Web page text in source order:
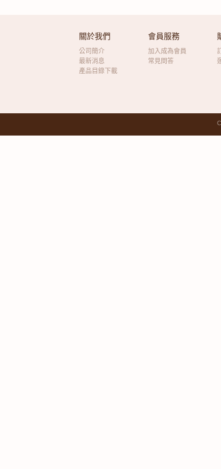
關於我們
公司簡介
最新消息
產品目錄下載
會員服務
加入成為會員
常見問答